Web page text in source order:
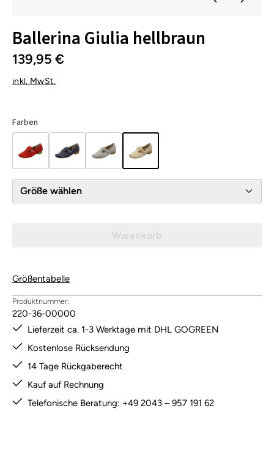
Ballerina Giulia hellbraun
139,95 €
inkl. MwSt.
Farben
Größe wählen
Warenkorb
Größentabelle
Produktnummer:
220-36-00000
Lieferzeit ca. 1-3 Werktage mit DHL GOGREEN
Kostenlose Rücksendung
14 Tage Rückgaberecht
Kauf auf Rechnung
Telefonische Beratung: +49 2043 – 957 191 62